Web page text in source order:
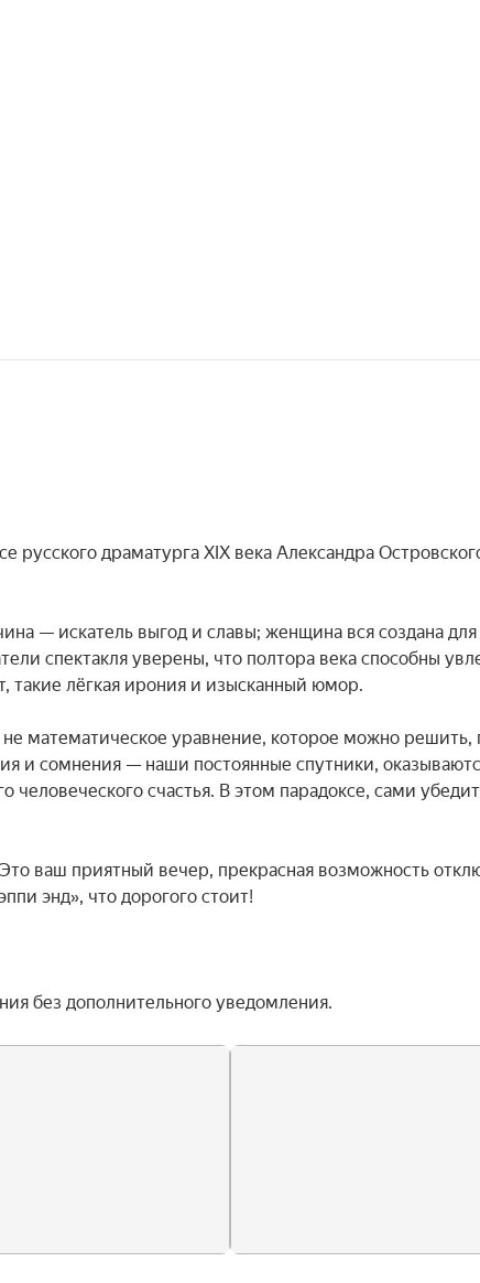
русского драматурга XIX века Александра
— искатель выгод и славы; женщина вся создана
спектакля уверены, что полтора века способны
такие лёгкая ирония и изысканный юмор.
не математическое уравнение, которое можно решить,
и сомнения — наши постоянные спутники,
счастья. В этом парадоксе, сами
ваш приятный вечер, прекрасная возможность
энд», что дорогого стоит!
без дополнительного уведомления.